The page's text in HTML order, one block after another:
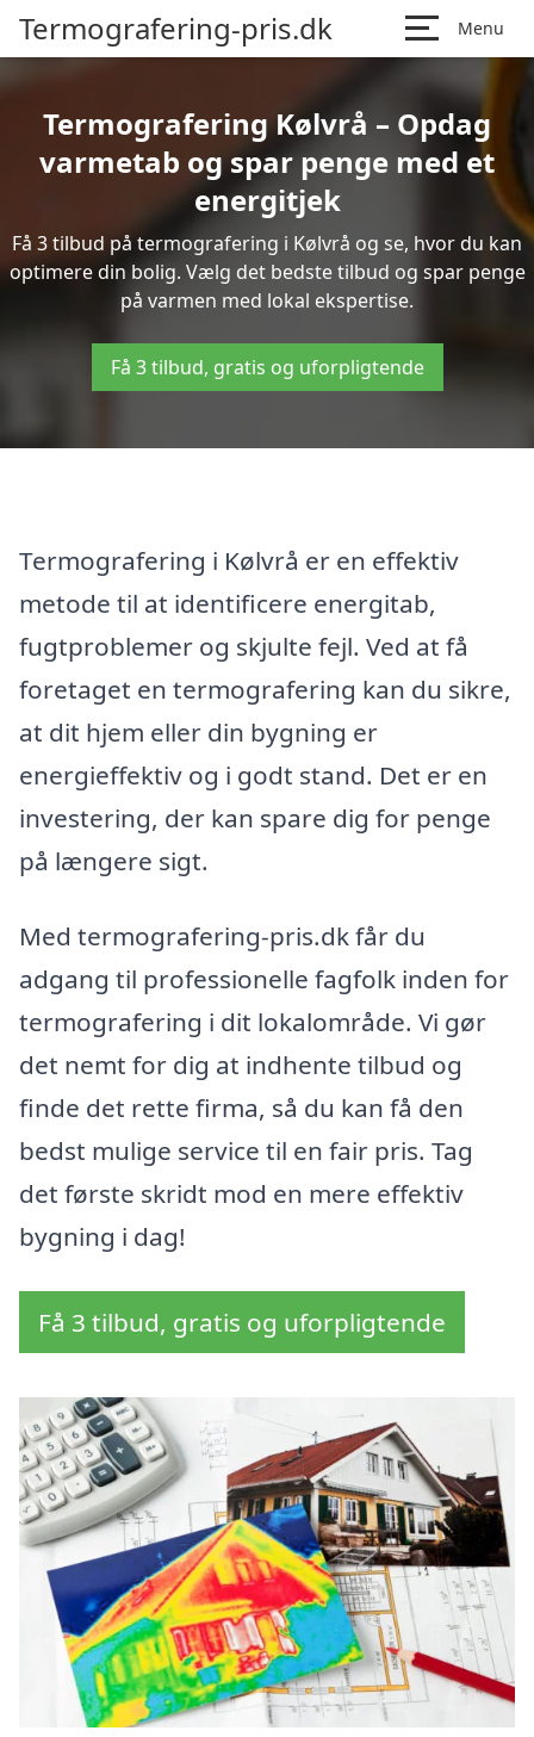
Termografering-pris.dk Menu
Termografering Kølvrå – Opdag
varmetab og spar penge med et
energitjek
Få 3 tilbud på termografering i Kølvrå og se, hvor du kan
optimere din bolig. Vælg det bedste tilbud og spar penge
på varmen med lokal ekspertise.
Få 3 tilbud, gratis og uforpligtende
Termografering i Kølvrå er en effektiv
metode til at identificere energitab,
fugtproblemer og skjulte fejl. Ved at få
foretaget en termografering kan du sikre,
at dit hjem eller din bygning er
energieffektiv og i godt stand. Det er en
investering, der kan spare dig for penge
på længere sigt.
Med termografering-pris.dk får du
adgang til professionelle fagfolk inden for
termografering i dit lokalområde. Vi gør
det nemt for dig at indhente tilbud og
finde det rette firma, så du kan få den
bedst mulige service til en fair pris. Tag
det første skridt mod en mere effektiv
bygning i dag!
Få 3 tilbud, gratis og uforpligtende